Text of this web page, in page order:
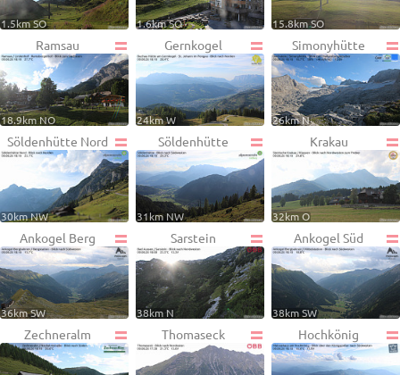
1.5km SO 1.6km SO 15.8km SO
Ramsau
18.9km NO
Gernkogel
24km W
Simonyhütte
26km N
Söldenhütte Nord
30km NW
Söldenhütte
31km NW
Krakau
32km O
Ankogel Berg
36km SW
Sarstein
38km N
Ankogel Süd
38km SW
Zechneralm Thomaseck Hochkönig